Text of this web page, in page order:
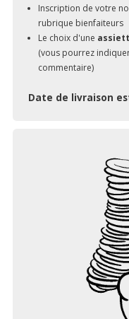
Inscription de votre
rubrique bienfaiteurs
Le choix d'une
(vous pourrez
commentaire)
Date de livraison